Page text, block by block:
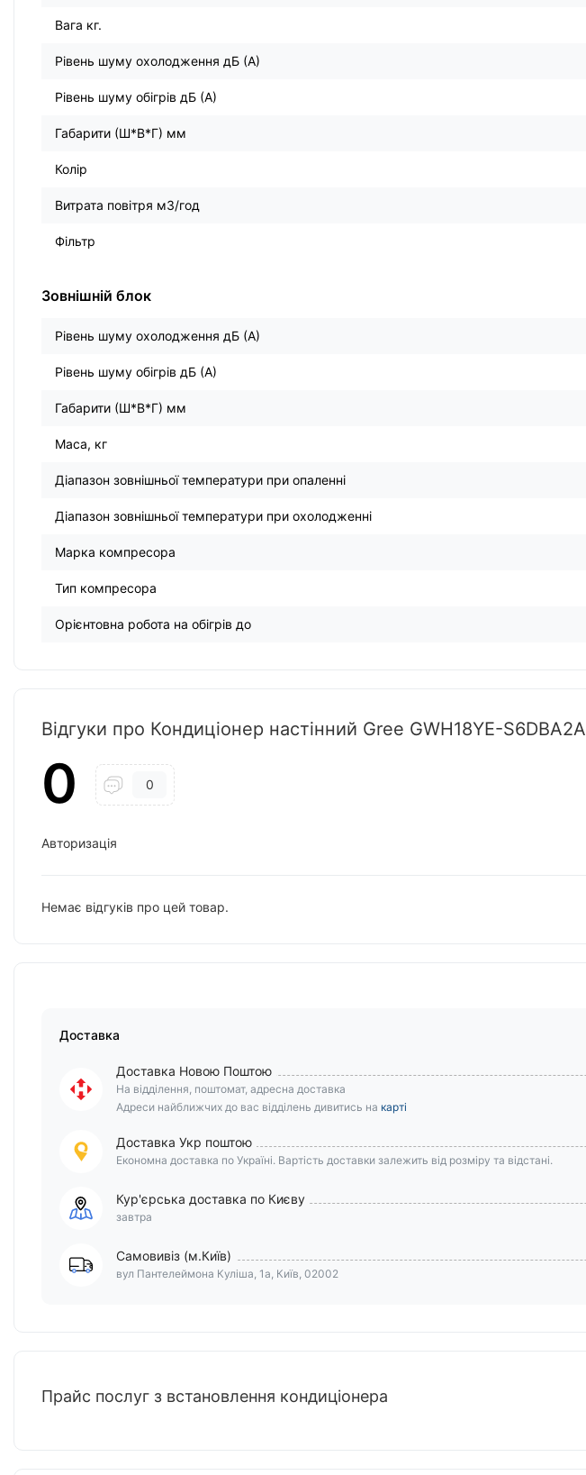
Вага кг.
Рівень шуму охолодження дБ (А)
Рівень шуму обігрів дБ (А)
Габарити (Ш*В*Г) мм
Колір
Витрата повітря м3/год
Фільтр
Зовнішній блок
Рівень шуму охолодження дБ (А)
Рівень шуму обігрів дБ (А)
Габарити (Ш*В*Г) мм
Маса, кг
Діапазон зовнішньої температури при опаленні
Діапазон зовнішньої температури при охолодженні
Марка компресора
Тип компресора
Орієнтовна робота на обігрів до
Відгуки про Кондиціонер настінний Gree GWH18YE-S6DBA2A
0 0
Авторизація
Немає відгуків про цей товар.
Доставка
Доставка Новою Поштою
На відділення, поштомат, адресна доставка
Адреси найближчих до вас відділень дивитись на карті
Доставка Укр поштою
Економна доставка по Україні. Вартість доставки залежить від розміру та відстані.
Кур'єрська доставка по Києву
завтра
Самовивіз (м.Київ)
вул Пантелеймона Куліша, 1а, Київ, 02002
Прайс послуг з встановлення кондиціонера